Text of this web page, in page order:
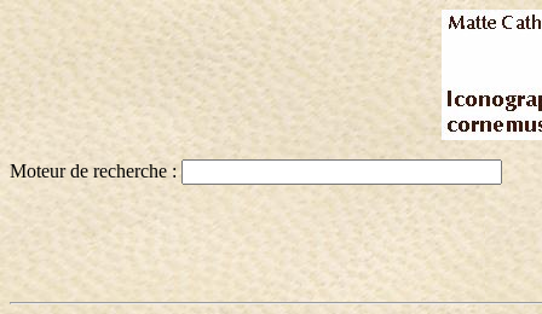
Moteur de recherche :